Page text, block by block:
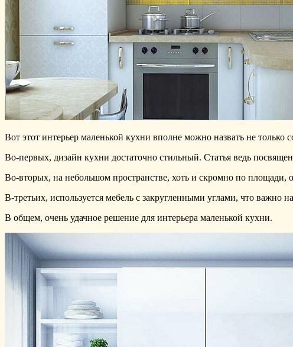
Вот этот интерьер маленькой кухни вполне можно назвать не
Во-первых, дизайн кухни достаточно стильный. Статья ведь
Во-вторых, на небольшом пространстве, хоть и скромно по
В-третьих, используется мебель с закругленными углами, что
В общем, очень удачное решение для интерьера маленькой кухни.